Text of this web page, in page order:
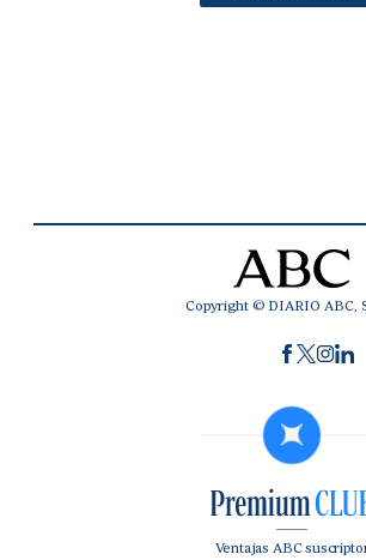
Copyright © DIARIO ABC,
Ventajas ABC